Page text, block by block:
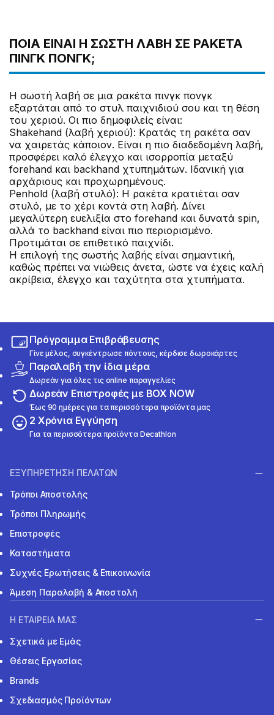
ΠΟΙΑ ΕΊΝΑΙ Η ΣΩΣΤΉ ΛΑΒΉ ΣΕ ΡΑΚΈΤΑ
ΠΙΝΓΚ ΠΟΝΓΚ;
Η σωστή λαβή σε μια ρακέτα πινγκ πονγκ
εξαρτάται από το στυλ παιχνιδιού σου και τη θέση
του χεριού. Οι πιο δημοφιλείς είναι:
Shakehand (λαβή χεριού): Κρατάς τη ρακέτα σαν
να χαιρετάς κάποιον. Είναι η πιο διαδεδομένη λαβή,
προσφέρει καλό έλεγχο και ισορροπία μεταξύ
forehand και backhand χτυπημάτων. Ιδανική για
αρχάριους και προχωρημένους.
Penhold (λαβή στυλό): Η ρακέτα κρατιέται σαν
στυλό, με το χέρι κοντά στη λαβή. Δίνει
μεγαλύτερη ευελιξία στο forehand και δυνατά spin,
αλλά το backhand είναι πιο περιορισμένο.
Προτιμάται σε επιθετικό παιχνίδι.
Η επιλογή της σωστής λαβής είναι σημαντική,
καθώς πρέπει να νιώθεις άνετα, ώστε να έχεις καλή
ακρίβεια, έλεγχο και ταχύτητα στα χτυπήματα.
Πρόγραμμα Επιβράβευσης
Γίνε μέλος, συγκέντρωσε πόντους, κέρδισε δωροκάρτες
Παραλαβή την ίδια μέρα
Δωρεάν για όλες τις online παραγγελίες
Δωρεάν Επιστροφές με BOX NOW
Έως 90 ημέρες για τα περισσότερα προϊόντα μας
2 Χρόνια Εγγύηση
Για τα περισσότερα προϊόντα Decathlon
ΕΞΥΠΗΡΕΤΗΣΗ ΠΕΛΑΤΩΝ
Τρόποι Αποστολής
Τρόποι Πληρωμής
Επιστροφές
Καταστήματα
Συχνές Ερωτήσεις & Επικοινωνία
Άμεση Παραλαβή & Αποστολή
Η ΕΤΑΙΡΕΙΑ ΜΑΣ
Σχετικά με Εμάς
Θέσεις Εργασίας
Brands
Σχεδιασμός Προϊόντων